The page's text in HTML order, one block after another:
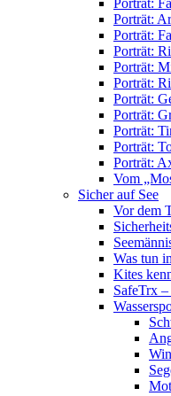
Porträt:
Porträt:
Porträt:
Porträt:
Porträt:
Porträt:
Porträt:
Porträt:
Porträt:
Porträt:
Vom
Sicher auf See
Vor dem
Was tun
Kites
SafeTrx